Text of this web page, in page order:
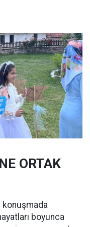
ORTAK
konuşmada
boyunca